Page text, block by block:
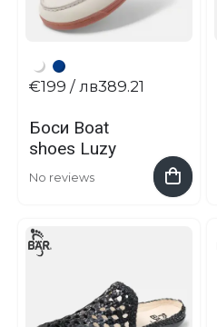
Боси Boat
shoes Luzy
No reviews
€199 / лв389.21